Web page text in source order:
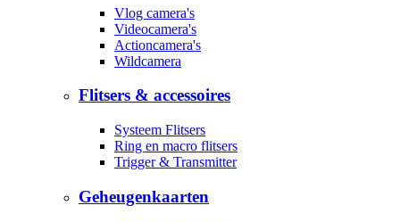
Vlog camera's
Videocamera's
Actioncamera's
Wildcamera
Flitsers & accessoires
Systeem Flitsers
Ring en macro flitsers
Trigger & Transmitter
Geheugenkaarten